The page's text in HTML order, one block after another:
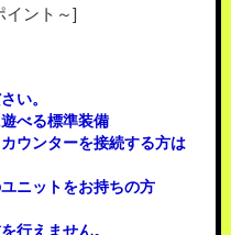
イント～]
い。
べる標準装備
ウンターを接続する方は
ットをお持ちの方
行えません。